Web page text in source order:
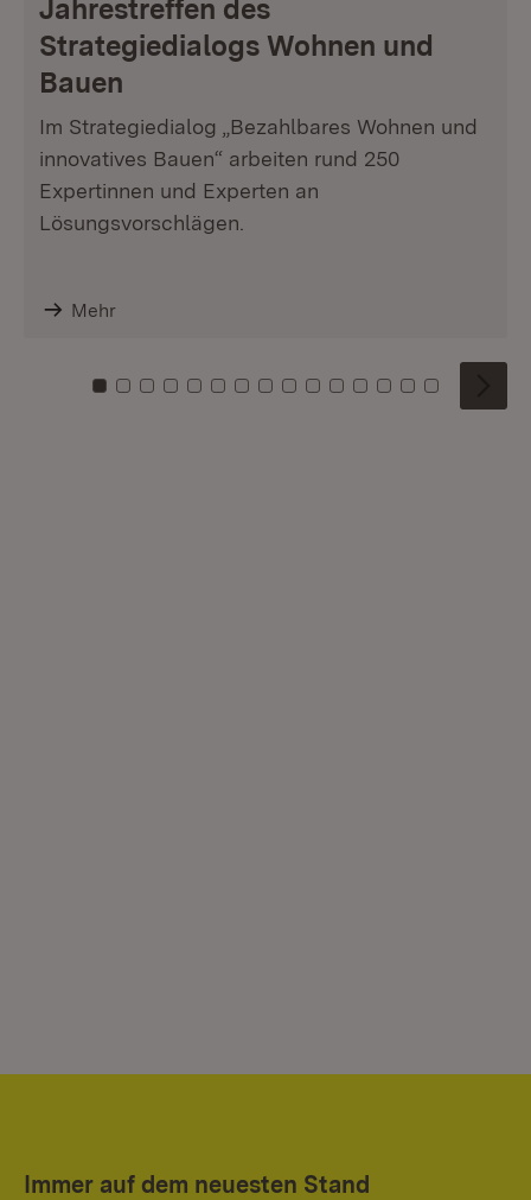
Jahrestreffen des
Strategiedialogs Wohnen und
Bauen
Im Strategiedialog „Bezahlbares Wohnen und
innovatives Bauen“ arbeiten rund 250
Expertinnen und Experten an
Lösungsvorschlägen.
Mehr
Zu Kachel: 0
Zu Kachel: 1
Zu Kachel: 2
Zu Kachel: 3
Zu Kachel: 4
Zu Kachel: 5
Zu Kachel: 6
Zu Kachel: 7
Zu Kachel: 8
Zu Kachel: 9
Zu Kachel: 10
Zu Kachel: 11
Zu Kachel: 12
Zu Kachel:
Zu
Immer auf dem neuesten Stand